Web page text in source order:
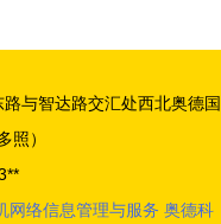
与智达路交汇处西北奥德国
照）
网络信息管理与服务 奥德科